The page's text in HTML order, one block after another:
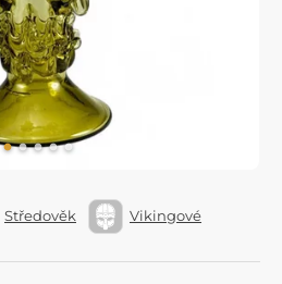
Středověk Vikingové